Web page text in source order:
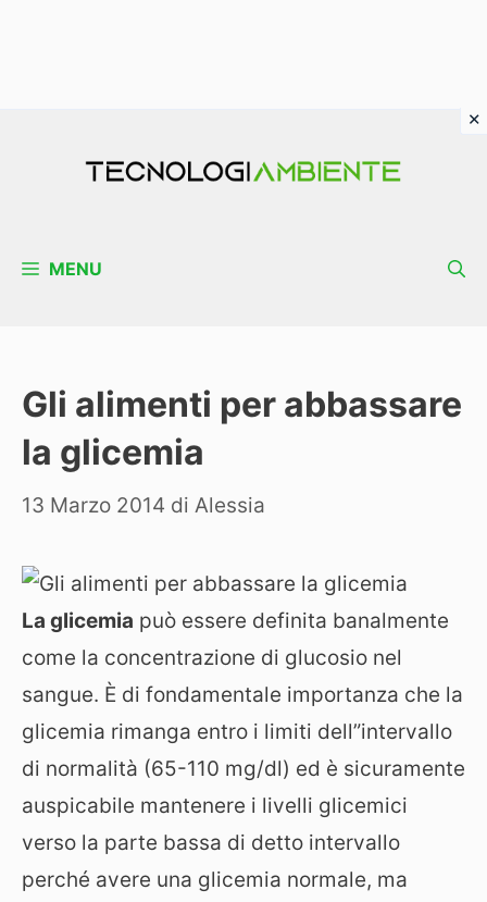
MENU
Gli alimenti per abbassare
la glicemia
13 Marzo 2014 di Alessia
La glicemia può essere definita banalmente
come la concentrazione di glucosio nel
sangue. È di fondamentale importanza che la
glicemia rimanga entro i limiti dell”intervallo
di normalità (65-110 mg/dl) ed è sicuramente
auspicabile mantenere i livelli glicemici
verso la parte bassa di detto intervallo
perché avere una glicemia normale, ma